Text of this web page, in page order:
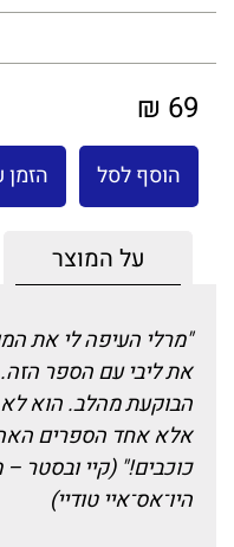
69 ₪
הוסף לסל הזמן
על המוצר
"מרלי העיפה לי את
את ליבי עם הספר
הבוקעת מהלב. הוא
אלא אחד הספרים
כוכבים!" (קיי ובסטר
היו־אס־איי טודיי)